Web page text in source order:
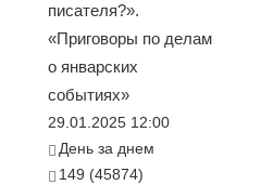
писателя?».
«Приговоры по делам
о январских
событиях»
29.01.2025 12:00
День за днем
149 (45874)